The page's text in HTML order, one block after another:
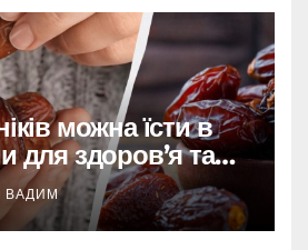
можна їсти в
для здоров’я та
ВАДИМ